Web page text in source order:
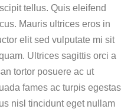
tellus. Quis eleifend
Mauris ultrices eros in
elit sed vulputate mi sit
Ultrices sagittis orci a
tortor posuere ac ut
fames ac turpis egestas
nisl tincidunt eget nullam